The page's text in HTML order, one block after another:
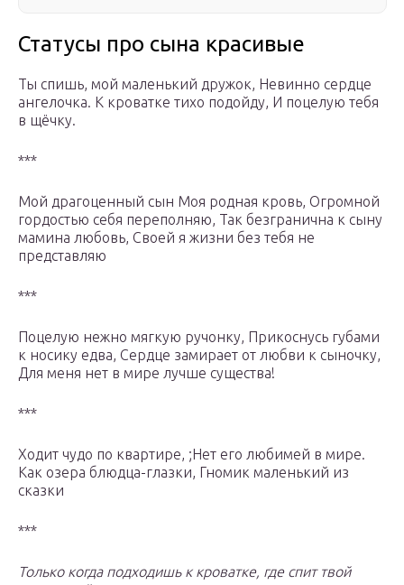
Статусы про сына красивые
Ты спишь, мой маленький дружок, Невинно сердце
ангелочка. К кроватке тихо подойду, И поцелую тебя
в щёчку.
***
Мой драгоценный сын Моя родная кровь, Огромной
гордостью себя переполняю, Так безгранична к сыну
мамина любовь, Своей я жизни без тебя не
представляю
***
Поцелую нежно мягкую ручонку, Прикоснусь губами
к носику едва, Сердце замирает от любви к сыночку,
Для меня нет в мире лучше существа!
***
Ходит чудо по квартире, ;Нет его любимей в мире.
Как озера блюдца-глазки, Гномик маленький из
сказки
***
Только когда подходишь к кроватке, где спит твой